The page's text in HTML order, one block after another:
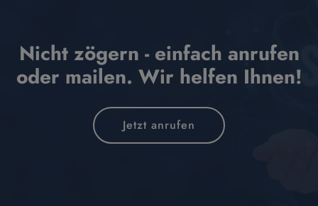
Nicht zögern - einfach anrufen
oder mailen. Wir helfen Ihnen!
Jetzt anrufen